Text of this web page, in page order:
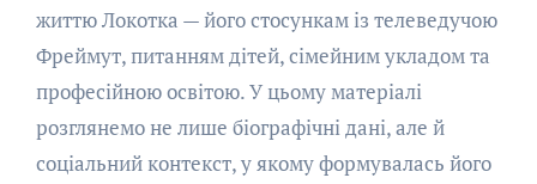
життю Локотка — його стосункам із телеведучою
Фреймут, питанням дітей, сімейним укладом та
професійною освітою. У цьому матеріалі
розглянемо не лише біографічні дані, але й
соціальний контекст, у якому формувалась його